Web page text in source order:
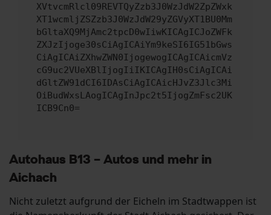
XVtvcmRlcl09REVTQyZzb3J0WzJdW2ZpZWxk
XT1wcmljZSZzb3J0WzJdW29yZGVyXT1BU0Mm
bGltaXQ9MjAmc2tpcD0wIiwKICAgICJoZWFk
ZXJzIjoge30sCiAgICAiYm9keSI6IG51bGws
CiAgICAiZXhwZWN0IjogewogICAgICAicmVz
cG9uc2VUeXBlIjogIiIKICAgIH0sCiAgICAi
dGltZW91dCI6IDAsCiAgICAicHJvZ3Jlc3Mi
OiBudWxsLAogICAgInJpc2t5IjogZmFsc2UK
ICB9Cn0=
Autohaus B13 – Autos und mehr in
Aichach
Nicht zuletzt aufgrund der Eicheln im Stadtwappen ist